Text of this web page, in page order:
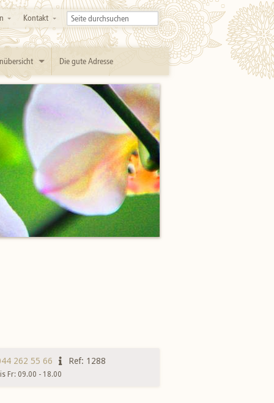
Kontakt
Die gute Adresse
262 55 66 Ref: 1288
Fr: 09.00 - 18.00